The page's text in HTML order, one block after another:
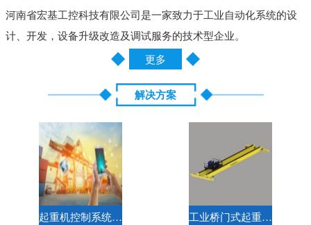
河南省宏基工控科技有限公司是一家致力于工业自动化系统的设
计、开发，设备升级改造及调试服务的技术型企业。
更多
解决方案
起重机控制系统解决方案 工业桥门式起重机标准电气解决方案